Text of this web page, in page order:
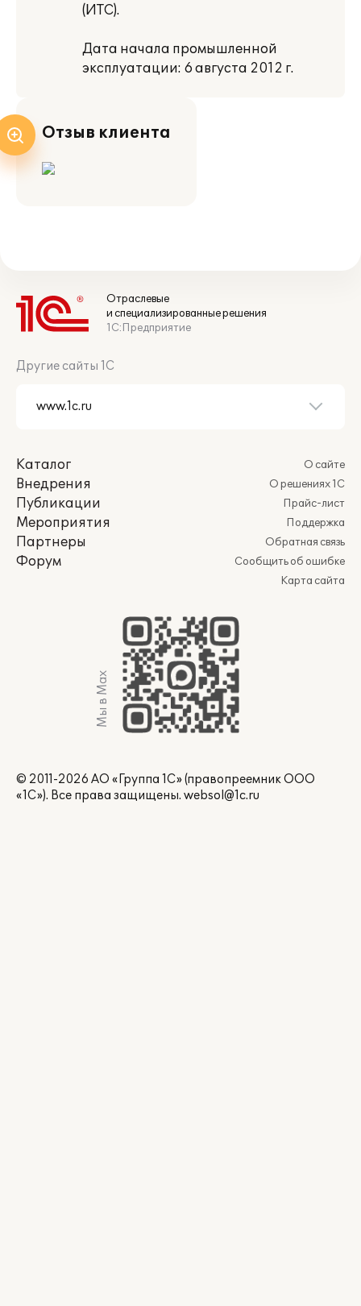
(ИТС).
Дата начала промышленной
эксплуатации: 6 августа 2012 г.
Отзыв клиента
Отраслевые
и специализированные решения
1С:Предприятие
Другие сайты 1С
Каталог
Внедрения
Публикации
Мероприятия
Партнеры
Форум
О сайте
О решениях 1С
Прайс-лист
Поддержка
Обратная связь
Сообщить об ошибке
Карта сайта
Мы в Max
© 2011-2026 АО «Группа 1С» (правопреемник ООО
«1С»). Все права защищены. websol@1c.ru